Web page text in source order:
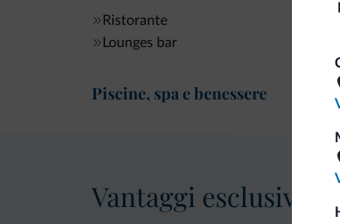
Ristorante
Lounges bar
Piscine, spa e benessere
Vantaggi esclusivi